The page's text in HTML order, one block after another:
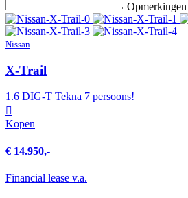
Opmerkingen
Nissan
X-Trail
1.6 DIG-T Tekna 7 persoons!
Kopen
€ 14.950,-
Financial lease v.a.